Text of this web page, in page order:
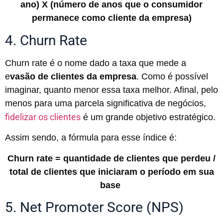
ano) X (número de anos que o consumidor
permanece como cliente da empresa)
4. Churn Rate
Churn rate é o nome dado a taxa que mede a
evasão de clientes da empresa. Como é possível
imaginar, quanto menor essa taxa melhor. Afinal, pelo
menos para uma parcela significativa de negócios,
fidelizar os clientes é um grande objetivo estratégico.
Assim sendo, a fórmula para esse índice é:
Churn rate = quantidade de clientes que perdeu /
total de clientes que iniciaram o período em sua
base
5. Net Promoter Score (NPS)